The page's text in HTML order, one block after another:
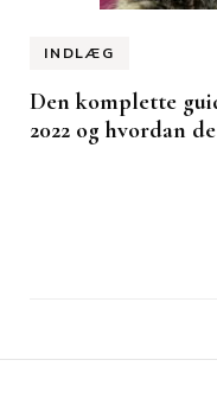
INDLÆG
Den komplette
2022 og hvordan